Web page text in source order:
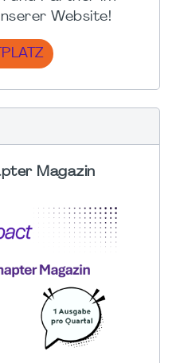
Website!
Magazin